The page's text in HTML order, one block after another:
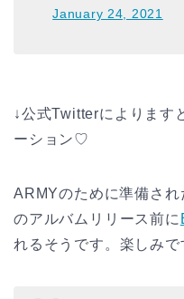
January 24, 2021
↓公式Twitterによります
ーション♡
ARMYのために準備さ
のアルバムリリース前に
れるそうです。楽しみ